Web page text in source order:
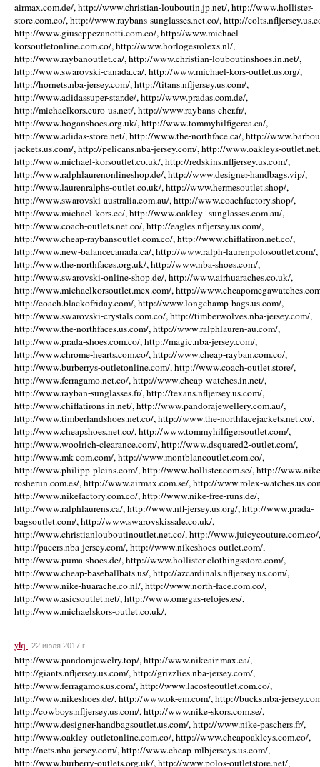
airmax.com.de/, http://www.christian-louboutin.jp.net/, http://www.hollister-
store.com.co/, http://www.raybans-sunglasses.net.co/, http://
http://www.giuseppezanotti.com.co/, http://www.michael-
korsoutletonline.com.co/, http://www.horlogesrolexs.nl/,
http://www.raybanoutlet.ca/, http://www.christian-louboutinshoes.in.net/,
http://www.swarovski-canada.ca/, http://www.michael-kors-outlet.us.org/,
http://hornets.nba-jersey.com/, http://titans.nfljersey.us.com/,
http://www.adidassuper-star.de/, http://www.pradas.com.de/,
http://michaelkors.euro-us.net/, http://www.raybans-cher.fr/,
http://www.hoganshoes.org.uk/, http://www.tommyhilfigerca.ca/,
http://www.adidas-store.net/, http://www.the-northface.ca/, http://
jackets.us.com/, http://pelicans.nba-jersey.com/, http://www.oakleys-
http://www.michael-korsoutlet.co.uk/, http://redskins.nfljersey.us.com/,
http://www.ralphlaurenonlineshop.de/, http://www.designer-handbags.vip/,
http://www.laurenralphs-outlet.co.uk/, http://www.hermesoutlet.shop/,
http://www.swarovski-australia.com.au/, http://www.coachfactory.shop/,
http://www.michael-kors.cc/, http://www.oakley--sunglasses.com.au/,
http://www.coach-outlets.net.co/, http://eagles.nfljersey.us.com/,
http://www.cheap-raybansoutlet.com.co/, http://www.chiflatiron.net.co/,
http://www.new-balancecanada.ca/, http://www.ralph-laurenpolosoutlet.com/,
http://www.the-northfaces.org.uk/, http://www.nba-shoes.com/,
http://www.swarovski-online-shop.de/, http://www.airhuaraches.co.uk/,
http://www.michaelkorsoutlet.mex.com/, http://
http://coach.blackofriday.com/, http://www.longchamp-bags.us.com/,
http://www.swarovski-crystals.com.co/, http://timberwolves.nba-jersey.com/,
http://www.the-northfaces.us.com/, http://www.ralphlauren-au.com/,
http://www.prada-shoes.com.co/, http://magic.nba-jersey.com/,
http://www.chrome-hearts.com.co/, http://www.cheap-rayban.com.co/,
http://www.burberrys-outletonline.com/, http://www.coach-outlet.store/,
http://www.ferragamo.net.co/, http://www.cheap-watches.in.net/,
http://www.rayban-sunglasses.fr/, http://texans.nfljersey.us.com/,
http://www.chiflatirons.in.net/, http://www.pandorajewellery.com.au/,
http://www.timberlandshoes.net.co/, http://www.the-northfacejackets.net.co/,
http://www.cheapshoes.net.co/, http://www.tommyhilfigersoutlet.com/,
http://www.woolrich-clearance.com/, http://www.dsquared2-outlet.com/,
http://www.mk-com.com/, http://www.montblancoutlet.com.co/,
http://www.philipp-pleins.com/, http://www.hollister.com.se/, http://
rosherun.com.es/, http://www.airmax.com.se/, http://www.rolex-
http://www.nikefactory.com.co/, http://www.nike-free-runs.de/,
http://www.ralphlaurens.ca/, http://www.nfl-jersey.us.org/, http://www.prada-
bagsoutlet.com/, http://www.swarovskissale.co.uk/,
http://www.christianlouboutinoutlet.net.co/, http://www.juicycouture.com.co/,
http://pacers.nba-jersey.com/, http://www.nikeshoes-outlet.com/,
http://www.puma-shoes.de/, http://www.hollister-clothingsstore.com/,
http://www.cheap-baseballbats.us/, http://azcardinals.nfljersey.us.com/,
http://www.nike-huarache.co.nl/, http://www.north-face.com.co/,
http://www.asicsoutlet.net/, http://www.omegas-relojes.es/,
http://www.michaelskors-outlet.co.uk/,
ylq 22 июля 2017 г.
http://www.pandorajewelry.top/, http://www.nikeair-max.ca/,
http://giants.nfljersey.us.com/, http://grizzlies.nba-jersey.com/,
http://www.ferragamos.us.com/, http://www.lacosteoutlet.com.co/,
http://www.nikeshoes.de/, http://www.ok-em.com/, http://bucks.nba-
http://cowboys.nfljersey.us.com/, http://www.nike-skors.com.se/,
http://www.designer-handbagsoutlet.us.com/, http://www.nike-paschers.fr/,
http://www.oakley-outletonline.com.co/, http://www.cheapoakleys.com.co/,
http://nets.nba-jersey.com/, http://www.cheap-mlbjerseys.us.com/,
http://www.burberry-outlets.org.uk/, http://www.polos-outletstore.net/,